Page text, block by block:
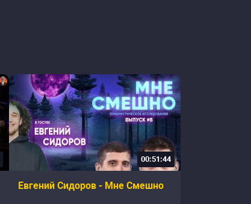
00:51:44
Евгений Сидоров - Мне Смешно